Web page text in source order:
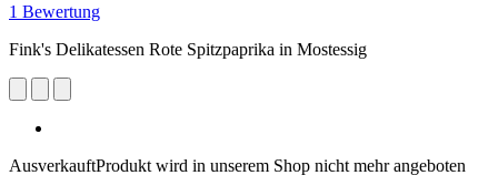
1 Bewertung
Fink's Delikatessen Rote Spitzpaprika in Mostessig
AusverkauftProdukt wird in unserem Shop nicht mehr angeboten